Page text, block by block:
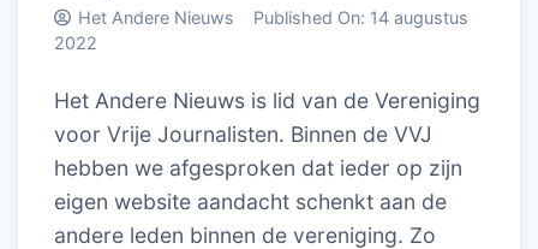
Het Andere Nieuws Published On: 14 augustus
2022
Het Andere Nieuws is lid van de Vereniging
voor Vrije Journalisten. Binnen de VVJ
hebben we afgesproken dat ieder op zijn
eigen website aandacht schenkt aan de
andere leden binnen de vereniging. Zo